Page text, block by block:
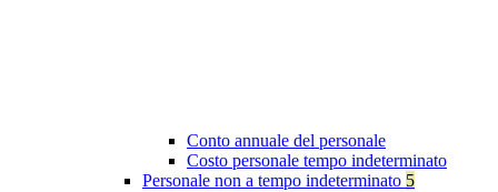
Conto annuale del personale
Costo personale tempo indeterminato
Personale non a tempo indeterminato 5